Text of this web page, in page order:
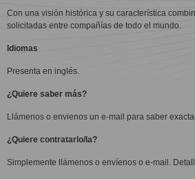
Con una visión histórica y su característica
solicitadas entre compañías de todo el mundo.
Idiomas
Presenta en inglés.
¿Quiere saber más?
Llámenos o envienos un e-mail para saber
¿Quiere contratarlo/la?
Simplemente llámenos o envíenos o e-mail.